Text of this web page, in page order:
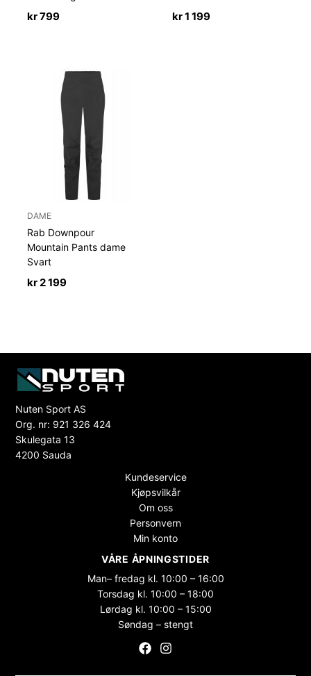
kr799 kr1 199
DAME
Rab Downpour
Mountain Pants dame
Svart
kr2 199
Nuten Sport AS
Org. nr: 921 326 424
Skulegata 13
4200 Sauda
Kundeservice
Kjøpsvilkår
Om oss
Personvern
Min konto
VÅRE ÅPNINGSTIDER
Man– fredag kl. 10:00 – 16:00
Torsdag kl. 10:00 – 18:00
Lørdag kl. 10:00 – 15:00
Søndag – stengt